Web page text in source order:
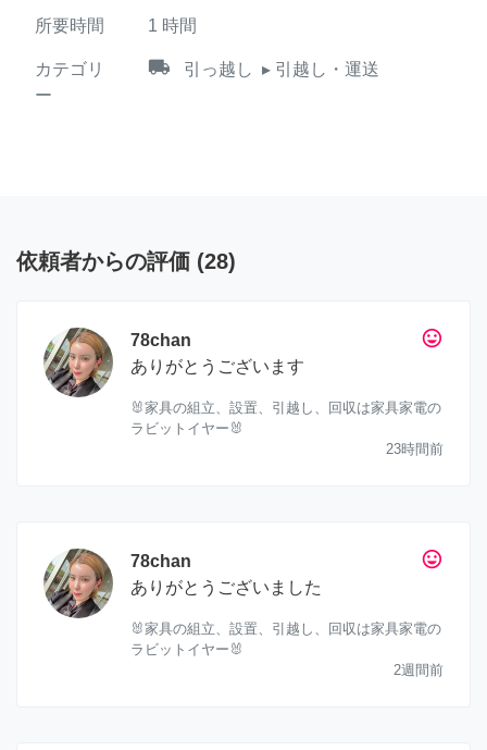
所要時間 1 時間
カテゴリ
ー
local_shipping 引っ越し ▸ 引越し・運送
依頼者からの評価 (28)
tag_faces
78chan
ありがとうございます
🐰家具の組立、設置、引越し、回収は家具家電の
ラビットイヤー🐰
23時間前
tag_faces
78chan
ありがとうございました
🐰家具の組立、設置、引越し、回収は家具家電の
ラビットイヤー🐰
2週間前